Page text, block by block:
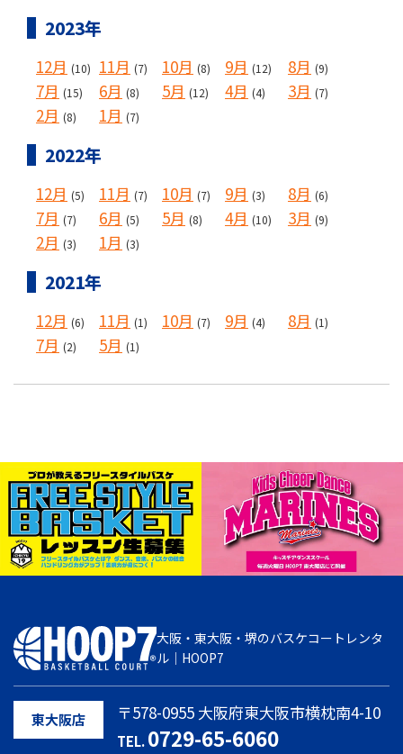
2023年
12月 (10) 11月 (7) 10月 (8) 9月 (12) 8月 (9)
7月 (15) 6月 (8) 5月 (12) 4月 (4) 3月 (7)
2月 (8) 1月 (7)
2022年
12月 (5) 11月 (7) 10月 (7) 9月 (3) 8月 (6)
7月 (7) 6月 (5) 5月 (8) 4月 (10) 3月 (9)
2月 (3) 1月 (3)
2021年
12月 (6) 11月 (1) 10月 (7) 9月 (4) 8月 (1)
7月 (2) 5月 (1)
大阪・東大阪・堺のバスケコートレンタ
ル｜HOOP7
東大阪店 〒578-0955 大阪府東大阪市横枕南4-10
TEL.0729-65-6060